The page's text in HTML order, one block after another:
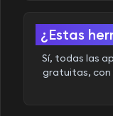
¿Estas
Sí, todas las
gratuitas, con